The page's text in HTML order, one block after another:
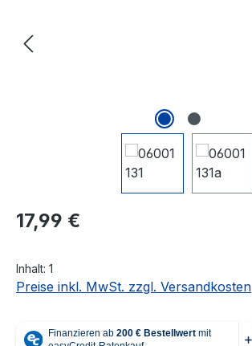
Regulärer Preis:
17,99 €
Inhalt: 1
Preise inkl. MwSt. zzgl. Versandkosten